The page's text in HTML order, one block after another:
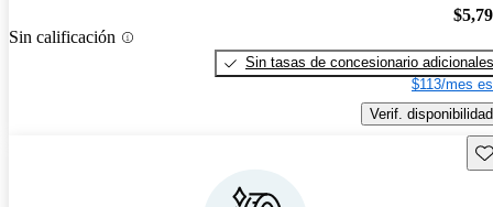
Sin calificación
Sin tasas de concesionario adicionales
$113/mes
Verif. disponibilidad